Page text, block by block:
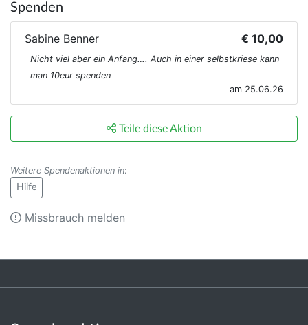
Spenden
Sabine Benner € 10,00
Nicht viel aber ein Anfang…. Auch in einer selbstkriese kann
man 10eur spenden
am 25.06.26
Teile diese Aktion
Weitere Spendenaktionen in:
Hilfe
Missbrauch melden